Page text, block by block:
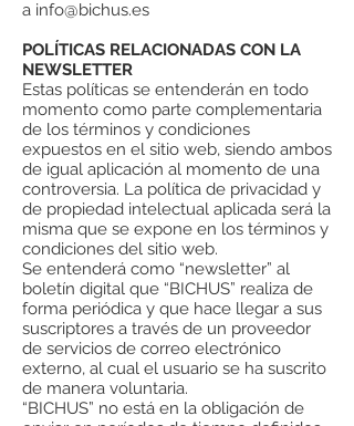
a info@bichus.es
POLÍTICAS RELACIONADAS CON LA
NEWSLETTER
Estas políticas se entenderán en todo
momento como parte complementaria
de los términos y condiciones
expuestos en el sitio web, siendo ambos
de igual aplicación al momento de una
controversia. La política de privacidad y
de propiedad intelectual aplicada será la
misma que se expone en los términos y
condiciones del sitio web.
Se entenderá como “newsletter” al
boletín digital que “BICHUS” realiza de
forma periódica y que hace llegar a sus
suscriptores a través de un proveedor
de servicios de correo electrónico
externo, al cual el usuario se ha suscrito
de manera voluntaria.
“BICHUS” no está en la obligación de